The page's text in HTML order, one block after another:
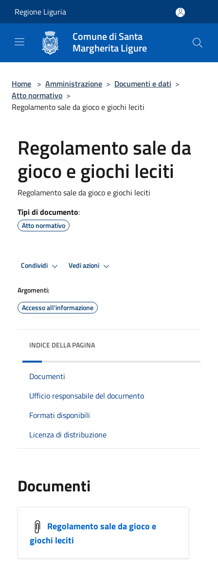
Regione Liguria
Comune di Santa
Margherita Ligure
Home > Amministrazione > Documenti e dati >
Atto normativo >
Regolamento sale da gioco e giochi leciti
Regolamento sale da
gioco e giochi leciti
Regolamento sale da gioco e giochi leciti
Tipi di documento:
Atto normativo
Condividi Vedi azioni
Argomenti:
Accesso all'informazione
INDICE DELLA PAGINA
Documenti
Ufficio responsabile del documento
Formati disponibili
Licenza di distribuzione
Documenti
Regolamento sale da gioco e
giochi leciti